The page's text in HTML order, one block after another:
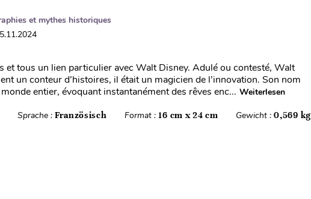
et mythes historiques
et tous un lien particulier avec Walt Disney. Adulé ou contesté, Walt
un conteur d’histoires, il était un magicien de l’innovation. Son nom
entier, évoquant instantanément des rêves enc... Weiterlesen
Sprache : Französisch Format :16 cm x 24 cm Gewicht :0,569 kg